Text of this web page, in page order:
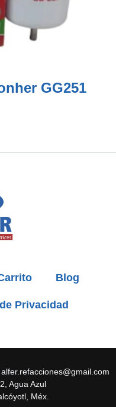
GG251
Blog
Privacidad
alfer.refacciones@gmail.com
Agua Azul
Méx.